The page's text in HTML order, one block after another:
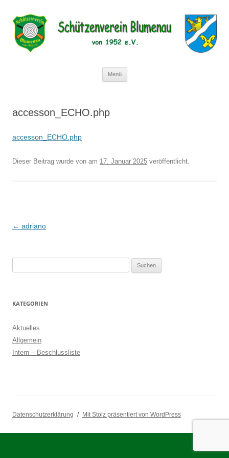
Schützenverein Blumenau von
1952 e.V.
Menü
accesson_ECHO.php
accesson_ECHO.php
Dieser Beitrag wurde von am 17. Januar 2025 veröffentlicht.
Beitragsnavigation
← adriano
KATEGORIEN
Aktuelles
Allgemein
Intern – Beschlussliste
Datenschutzerklärung Mit Stolz präsentiert von WordPress